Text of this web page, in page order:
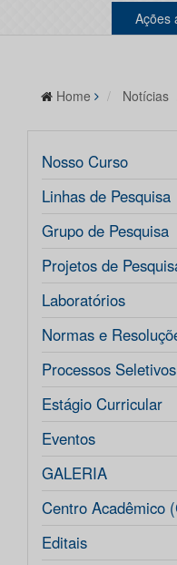
Ações
Home Notícias
Nosso Curso
Linhas de Pesquisa
Grupo de Pesquisa
Projetos de
Laboratórios
Normas e
Processos Seletivos
Estágio Curricular
Eventos
GALERIA
Centro Acadêmico
Editais